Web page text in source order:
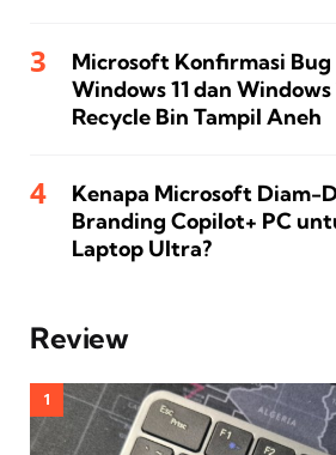
Microsoft Konfirmasi Bug
Windows 11 dan Windows
Recycle Bin Tampil Aneh
Kenapa Microsoft Diam-
Branding Copilot+ PC
Laptop Ultra?
Review